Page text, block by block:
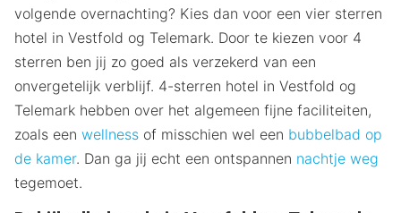
volgende overnachting? Kies dan voor een vier sterren
hotel in Vestfold og Telemark. Door te kiezen voor 4
sterren ben jij zo goed als verzekerd van een
onvergetelijk verblijf. 4-sterren hotel in Vestfold og
Telemark hebben over het algemeen fijne faciliteiten,
zoals een wellness of misschien wel een bubbelbad op
de kamer. Dan ga jij echt een ontspannen nachtje weg
tegemoet.